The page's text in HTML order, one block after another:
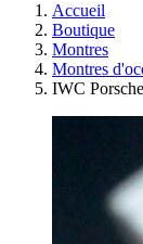
Accueil
Boutique
Montres
Montres
IWC